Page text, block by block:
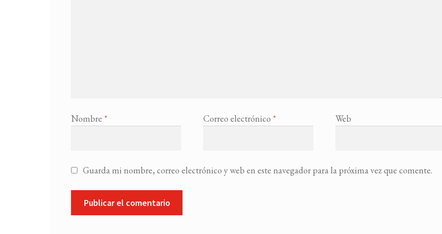
Nombre * Correo electrónico * Web
Guarda mi nombre, correo electrónico y web en este navegador para la próxima vez que comente.